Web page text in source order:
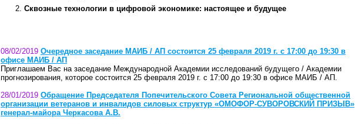
Сквозные технологии в цифровой экономике: настоящее и будущее
08/02/2019 Очередное заседание МАИБ / АП состоится 25 февраля 2019 г. с 17:00 до 19:30 в
офисе МАИБ / АП
Приглашаем Вас на заседание Международной Академии исследований будущего / Академии
прогнозирования, которое состоится 25 февраля 2019 г. с 17:00 до 19:30 в офисе МАИБ / АП.
28/01/2019 Обращение Председателя Попечительского Совета Региональной общественной
организации ветеранов и инвалидов силовых структур «ОМОФОР-СУВОРОВСКИЙ ПРИЗЫВ»
генерал-майора Черкасова А.В.